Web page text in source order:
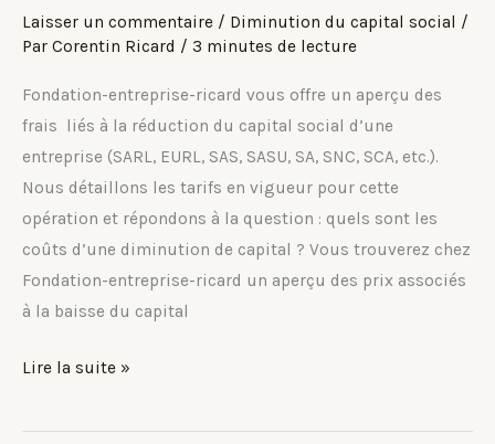
Laisser un commentaire / Diminution du capital social /
Par Corentin Ricard / 3 minutes de lecture
Fondation-entreprise-ricard vous offre un aperçu des
frais liés à la réduction du capital social d’une
entreprise (SARL, EURL, SAS, SASU, SA, SNC, SCA, etc.).
Nous détaillons les tarifs en vigueur pour cette
opération et répondons à la question : quels sont les
coûts d’une diminution de capital ? Vous trouverez chez
Fondation-entreprise-ricard un aperçu des prix associés
à la baisse du capital
Combien
une
Lire la suite »